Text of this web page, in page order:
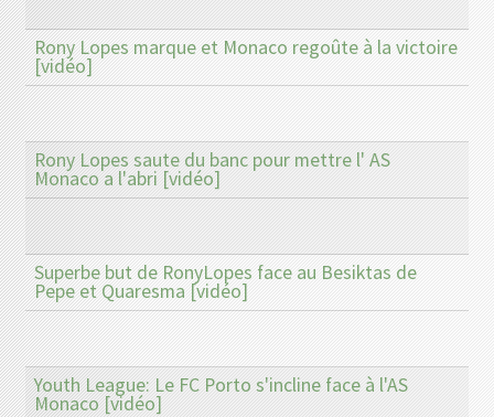
Rony Lopes marque et Monaco regoûte à la victoire
[vidéo]
Rony Lopes saute du banc pour mettre l' AS
Monaco a l'abri [vidéo]
Superbe but de RonyLopes face au Besiktas de
Pepe et Quaresma [vidéo]
Youth League: Le FC Porto s'incline face à l'AS
Monaco [vidéo]